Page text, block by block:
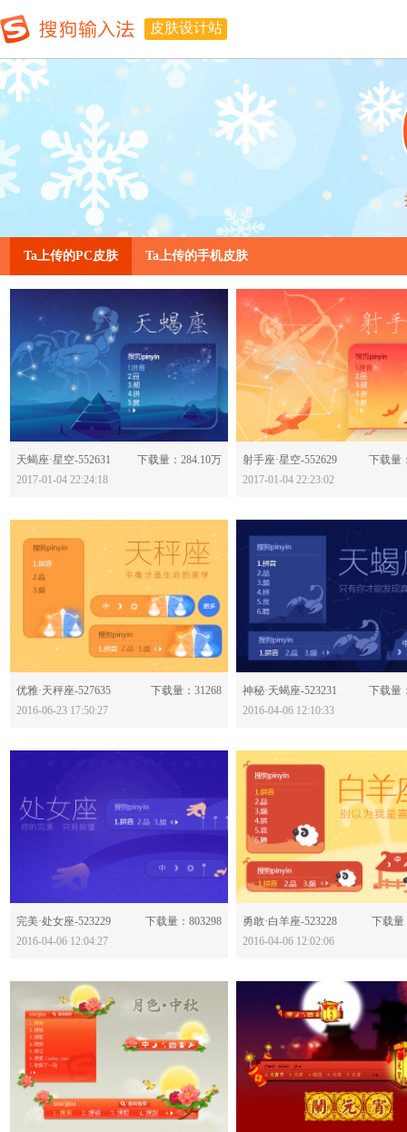
皮肤设计站
Ta上传的PC皮肤 Ta上传的手机皮肤
分享：
天蝎座·星空-552631
下载量：284.10万
2017-01-04 22:24:18
分享：
射手座·星空-552629
下载量
2017-01-04 22:23:02
分享：
优雅·天秤座-527635
下载量：31268
2016-06-23 17:50:27
分享：
神秘·天蝎座-523231
下载量
2016-04-06 12:10:33
分享：
完美·处女座-523229
下载量：803298
2016-04-06 12:04:27
分享：
勇敢·白羊座-523228
下载量
2016-04-06 12:02:06